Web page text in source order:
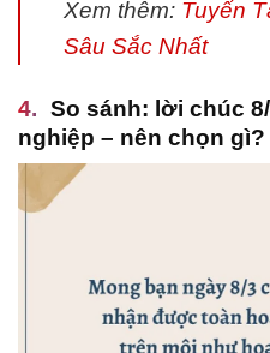
Xem thêm: Tuyển
Sâu Sắc Nhất
So sánh: lời chúc
nghiệp – nên chọn gì?